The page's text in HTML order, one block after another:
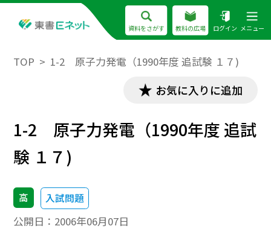
資料をさがす 教科の広場 ログイン メニュー
TOP 1-2 原子力発電（1990年度 追試験 １７)
お気に入りに追加
1-2 原子力発電（1990年度 追試
験 １７)
高 入試問題
公開日： 2006年06月07日